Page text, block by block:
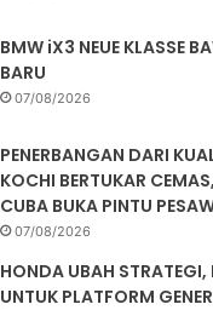
BMW iX3 NEUE KLASSE
BARU
07/08/2026
PENERBANGAN DARI
KOCHI BERTUKAR
CUBA BUKA PINTU
07/08/2026
HONDA UBAH STRATEGI,
UNTUK PLATFORM